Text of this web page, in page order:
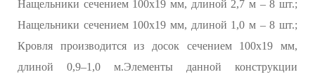
Нащельники сечением 100х19 мм, длиной 2,7 м – 8 шт.;
Нащельники сечением 100х19 мм, длиной 1,0 м – 8 шт.;
Кровля производится из досок сечением 100х19 мм,
длиной 0,9–1,0 м.Элементы данной конструкции